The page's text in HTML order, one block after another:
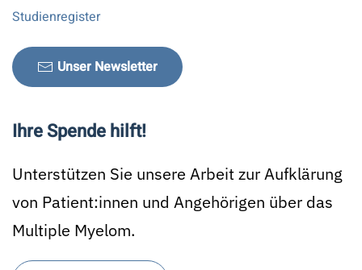
Studienregister
Unser Newsletter
Ihre Spende hilft!
Unterstützen Sie unsere Arbeit zur Aufklärung
von Patient:innen und Angehörigen über das
Multiple Myelom.